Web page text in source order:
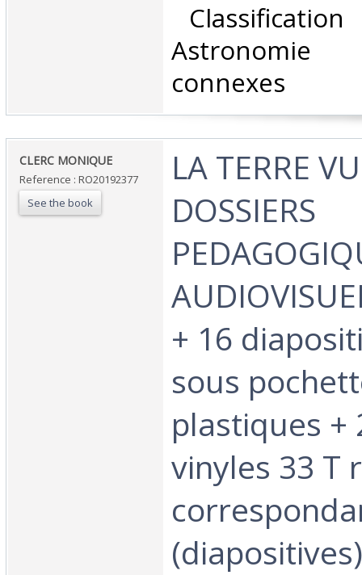
Astronomie
connexes‎
‎CLERC MONIQUE‎
Reference : RO20192377
See the book
‎LA TERRE
DOSSIERS
+ 16
sous
plastiques +
vinyles 33 T